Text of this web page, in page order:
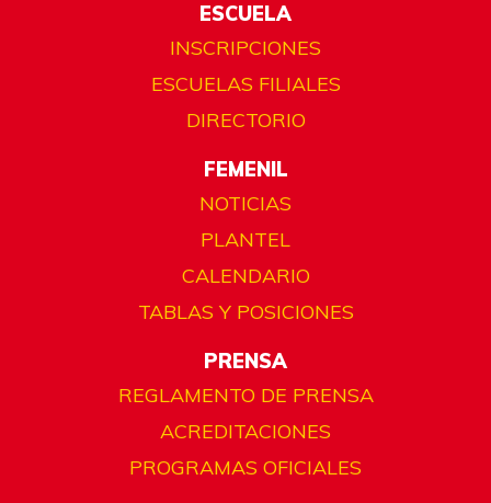
ESCUELA
INSCRIPCIONES
ESCUELAS FILIALES
DIRECTORIO
FEMENIL
NOTICIAS
PLANTEL
CALENDARIO
TABLAS Y POSICIONES
PRENSA
REGLAMENTO DE PRENSA
ACREDITACIONES
PROGRAMAS OFICIALES